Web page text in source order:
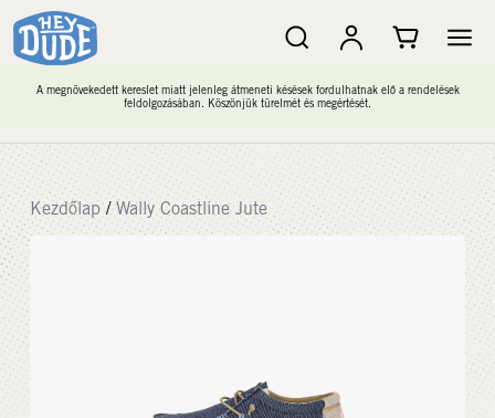
A megnövekedett kereslet miatt jelenleg átmeneti késések fordulhatnak elő a rendelések
feldolgozásában. Köszönjük türelmét és megértését.
Kezdőlap / Wally Coastline Jute